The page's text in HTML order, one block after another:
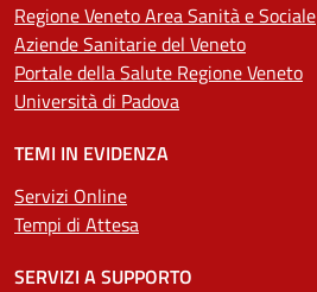
Regione Veneto Area Sanità e Sociale
Aziende Sanitarie del Veneto
Portale della Salute Regione Veneto
Università di Padova
TEMI IN EVIDENZA
Servizi Online
Tempi di Attesa
SERVIZI A SUPPORTO